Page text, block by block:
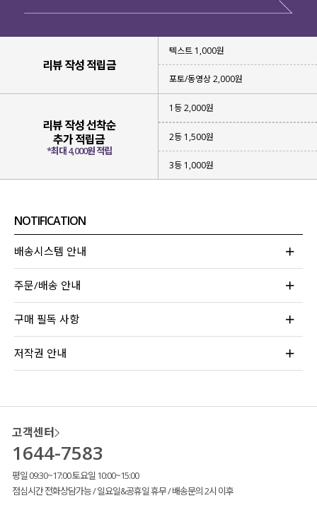
리뷰 작성 적립금
텍스트 1,000원
포토/동영상 2,000원
리뷰 작성 선착순
추가 적립금
*최대 4,000원 적립
1등 2,000원
2등 1,500원
3등 1,000원
NOTIFICATION
배송시스템 안내
주문/배송 안내
구매 필독 사항
저작권 안내
고객센터
1644-7583
평일 09:30~17:00 토요일 10:00~15:00
점심시간 전화상담가능 / 일요일&공휴일 휴무 / 배송문의 2시 이후